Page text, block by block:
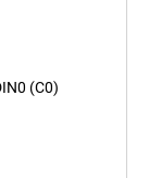
(C0)